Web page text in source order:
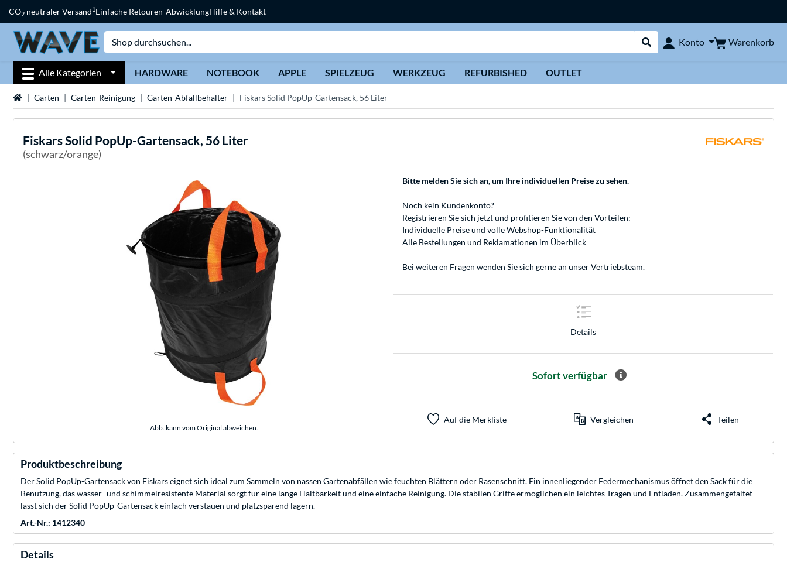
CO2 neutraler Versand1Einfache Retouren-AbwicklungHilfe & Kontakt
Suche durchführen
Konto Warenkorb
Alle Kategorien HARDWARE NOTEBOOK APPLE SPIELZEUG WERKZEUG REFURBISHED OUTLET
StartseiteGarten Garten-Reinigung Garten-Abfallbehälter Fiskars Solid PopUp-Gartensack, 56 Liter
FiskarsSolid PopUp-Gartensack, 56 Liter
(schwarz/orange)
Abb. kann vom Original abweichen.
Bitte melden Sie sich an, um Ihre individuellen Preise zu sehen.
Noch kein Kundenkonto?
Registrieren Sie sich jetzt und profitieren Sie von den Vorteilen:
Individuelle Preise und volle Webshop-Funktionalität
Alle Bestellungen und Reklamationen im Überblick
Bei weiteren Fragen wenden Sie sich gerne an unserVertriebsteam.
Details
Sofort verfügbar
Auf die Merkliste Vergleichen Teilen
Produktbeschreibung
Der Solid PopUp-Gartensack von Fiskars eignet sich ideal zum Sammeln von nassen Gartenabfällen wie feuchten Blättern oder Rasenschnitt. Ein innenliegender Federmechanismus öffnet den Sack für die
Benutzung, das wasser- und schimmelresistente Material sorgt für eine lange Haltbarkeit und eine einfache Reinigung. Die stabilen Griffe ermöglichen ein leichtes Tragen und Entladen. Zusammengefaltet
lässt sich der Solid PopUp-Gartensack einfach verstauen und platzsparend lagern.
Art.-Nr.: 1412340
Details